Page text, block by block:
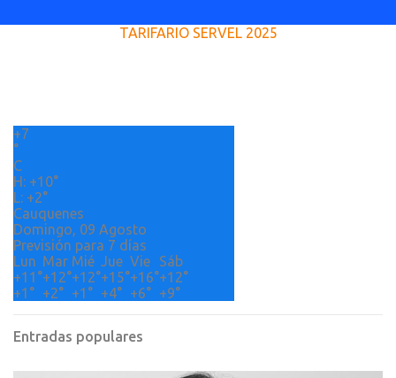
s
TARIFARIO SERVEL 2025
+7
°
C
H: +10°
L: +2°
Cauquenes
Domingo, 09 Agosto
Previsión para 7 días
Lun Mar Mié Jue Vie
Sáb
+11°+12°+12°+15°+16°+12°
+1° +2° +1° +4° +6° +9°
Entradas populares